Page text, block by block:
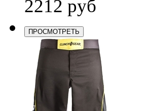
2212 руб
ПРОСМОТРЕТЬ